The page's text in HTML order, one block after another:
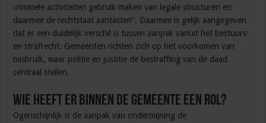
criminele activiteiten gebruik maken van legale structuren en
daarmee de rechtstaat aantasten”. Daarmee is gelijk aangegeven
dat er een duidelijk verschil is tussen aanpak vanuit het bestuurs-
en strafrecht. Gemeenten richten zich op het voorkomen van
misbruik, waar politie en justitie de bestraffing van de daad
centraal stellen.
Wie heeft er binnen de gemeente een rol?
Ogenschijnlijk is de aanpak van ondermijning de